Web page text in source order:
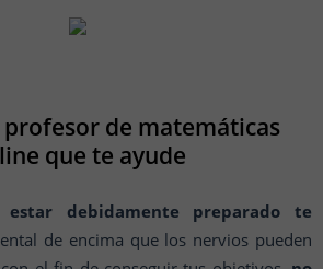
profesor de matemáticas
que te ayude
estar debidamente preparado te
de encima que los nervios pueden